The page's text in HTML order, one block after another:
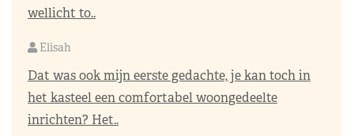
wellicht to..
Elisah
Dat was ook mijn eerste gedachte, je kan toch in
het kasteel een comfortabel woongedeelte
inrichten? Het..